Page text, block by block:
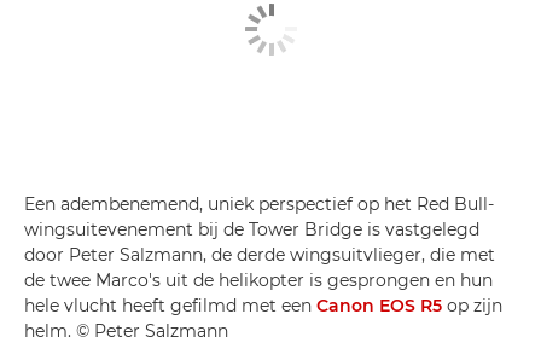
Een adembenemend, uniek perspectief op het Red Bull-
wingsuitevenement bij de Tower Bridge is vastgelegd
door Peter Salzmann, de derde wingsuitvlieger, die met
de twee Marco's uit de helikopter is gesprongen en hun
hele vlucht heeft gefilmd met een Canon EOS R5 op zijn
helm. © Peter Salzmann